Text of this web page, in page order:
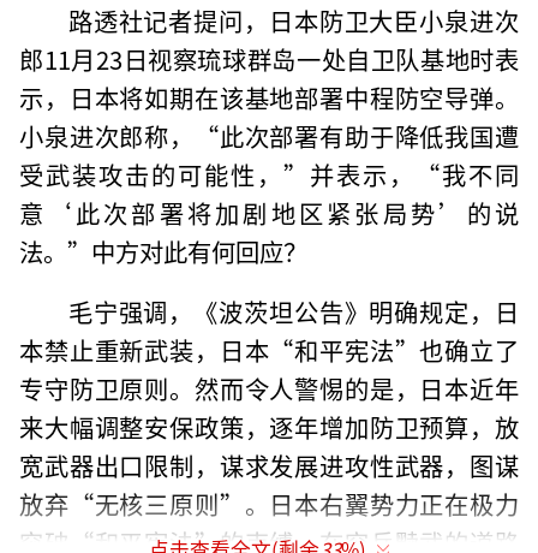
路透社记者提问，日本防卫大臣小泉进次
郎11月23日视察琉球群岛一处自卫队基地时表
示，日本将如期在该基地部署中程防空导弹。
小泉进次郎称，“此次部署有助于降低我国遭
受武装攻击的可能性，”并表示，“我不同
意‘此次部署将加剧地区紧张局势’的说
法。”中方对此有何回应？
毛宁强调，《波茨坦公告》明确规定，日
本禁止重新武装，日本“和平宪法”也确立了
专守防卫原则。然而令人警惕的是，日本近年
来大幅调整安保政策，逐年增加防卫预算，放
宽武器出口限制，谋求发展进攻性武器，图谋
放弃“无核三原则”。日本右翼势力正在极力
突破“和平宪法”的束缚，在穷兵黩武的道路